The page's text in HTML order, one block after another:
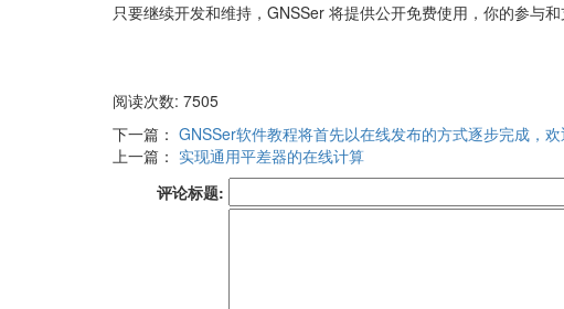
只要继续开发和维持，GNSSer 将提供公开免费使用，你的参与
阅读次数: 7505
下一篇： GNSSer软件教程将首先以在线发布的方式逐步完成，
上一篇： 实现通用平差器的在线计算
评论标题: